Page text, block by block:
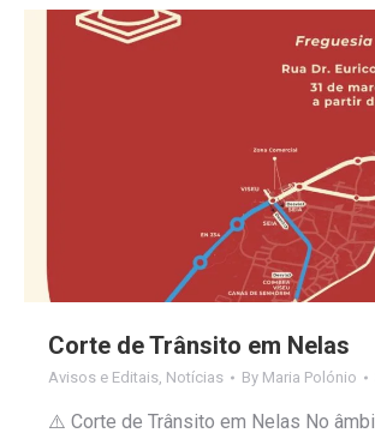
Corte de Trânsito em Nelas
Avisos e Editais, Notícias By Maria Polónio
⚠️ Corte de Trânsito em Nelas No